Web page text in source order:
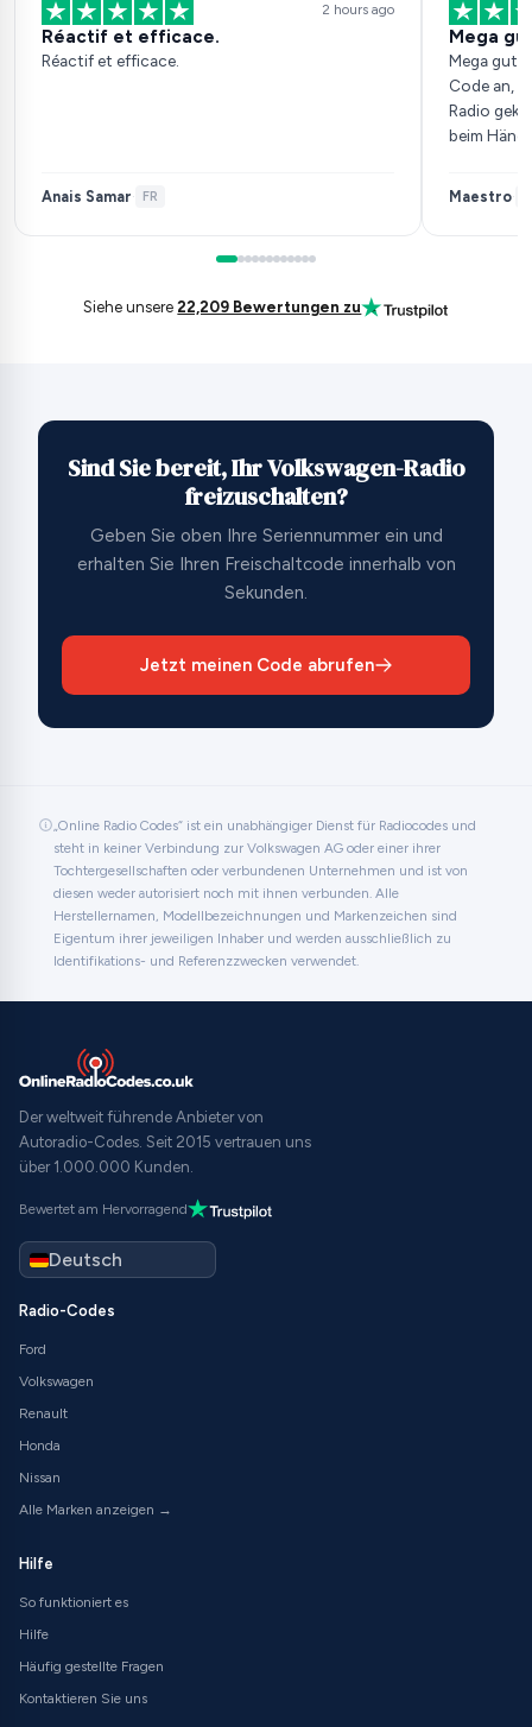
2 hours ago
Réactif et efficace.
Réactif et efficace.
Anais Samar· FR
Mega
Mega gut,
Code an,
Radio
beim
Maestro·
Siehe unsere22,209 Bewertungen zu
Sind Sie bereit, Ihr Volkswagen-Radio
freizuschalten?
Geben Sie oben Ihre Seriennummer ein und
erhalten Sie Ihren Freischaltcode innerhalb von
Sekunden.
Jetzt meinen Code abrufen
„Online Radio Codes“ ist ein unabhängiger Dienst für Radiocodes und
steht in keiner Verbindung zur Volkswagen AG oder einer ihrer
Tochtergesellschaften oder verbundenen Unternehmen und ist von
diesen weder autorisiert noch mit ihnen verbunden. Alle
Herstellernamen, Modellbezeichnungen und Markenzeichen sind
Eigentum ihrer jeweiligen Inhaber und werden ausschließlich zu
Identifikations- und Referenzzwecken verwendet.
Der weltweit führende Anbieter von
Autoradio-Codes. Seit 2015 vertrauen uns
über 1.000.000 Kunden.
Bewertet am Hervorragend
Radio-Codes
Ford
Volkswagen
Renault
Honda
Nissan
Alle Marken anzeigen →
Hilfe
So funktioniert es
Hilfe
Häufig gestellte Fragen
Kontaktieren Sie uns